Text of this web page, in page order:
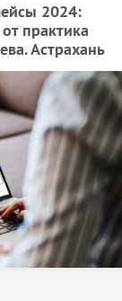
2024:
практика
Астрахань